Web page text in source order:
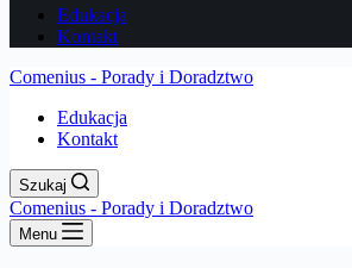
Edukacja
Kontakt
Comenius - Porady i Doradztwo
Edukacja
Kontakt
Szukaj
Comenius - Porady i Doradztwo
Menu